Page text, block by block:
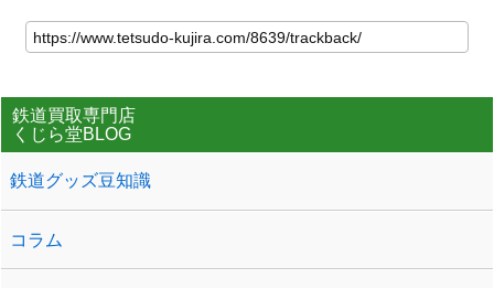
鉄道買取専門店
くじら堂BLOG
鉄道グッズ豆知識
コラム